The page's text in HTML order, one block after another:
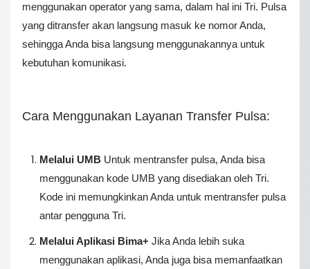
menggunakan operator yang sama, dalam hal ini Tri. Pulsa
yang ditransfer akan langsung masuk ke nomor Anda,
sehingga Anda bisa langsung menggunakannya untuk
kebutuhan komunikasi.
Cara Menggunakan Layanan Transfer Pulsa:
Melalui UMB Untuk mentransfer pulsa, Anda bisa
menggunakan kode UMB yang disediakan oleh Tri.
Kode ini memungkinkan Anda untuk mentransfer pulsa
antar pengguna Tri.
Melalui Aplikasi Bima+ Jika Anda lebih suka
menggunakan aplikasi, Anda juga bisa memanfaatkan